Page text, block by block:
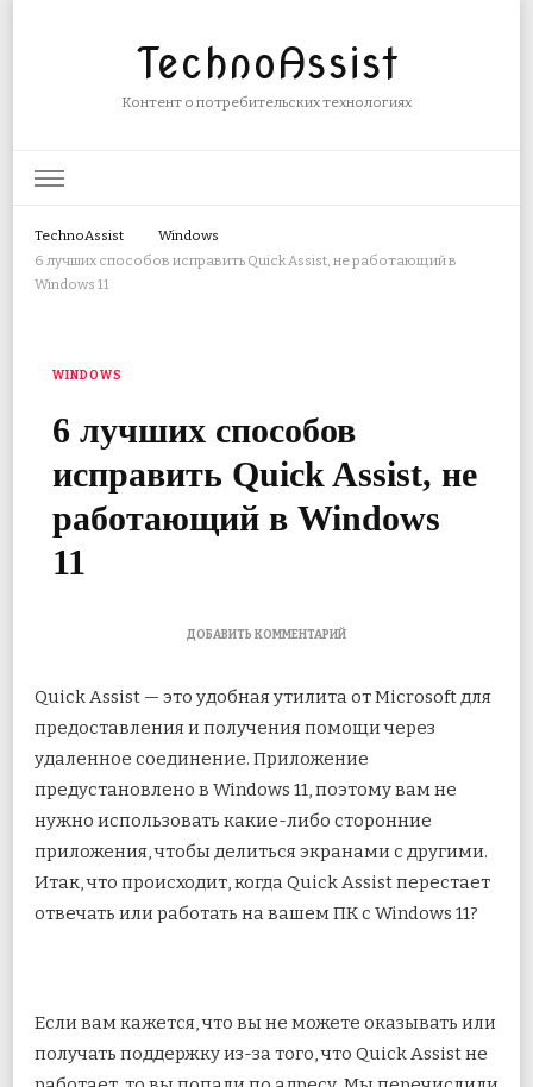
TechnoAssist
Контент о потребительских технологиях
TechnoAssist
Windows
6 лучших способов исправить Quick Assist, не работающий в
Windows 11
WINDOWS
6 лучших способов
исправить Quick Assist, не
работающий в Windows
11
ДОБАВИТЬ КОММЕНТАРИЙК
ЛУЧШИХ
ИСПРАВИТЬ
QUICK
НЕ
РАБОТАЮЩИЙ
WINDOWS
11
Quick Assist — это удобная утилита от Microsoft для
предоставления и получения помощи через
удаленное соединение. Приложение
предустановлено в Windows 11, поэтому вам не
нужно использовать какие-либо сторонние
приложения, чтобыделиться экранами с другими.
Итак, что происходит, когда Quick Assist перестает
отвечать или работать на вашем ПК с Windows 11?
Если вам кажется, что вы не можете оказывать или
получать поддержку из-за того, что Quick Assist не